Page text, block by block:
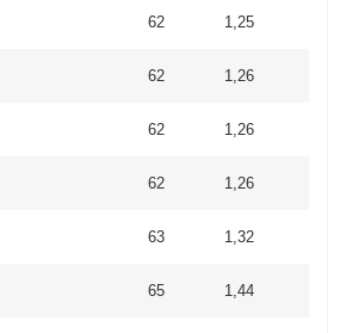
62 1,25
62 1,26
62 1,26
62 1,26
63 1,32
65 1,44